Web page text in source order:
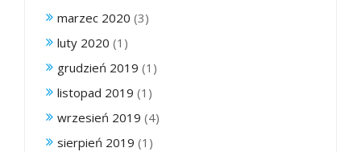
marzec 2020 (3)
luty 2020 (1)
grudzień 2019 (1)
listopad 2019 (1)
wrzesień 2019 (4)
sierpień 2019 (1)